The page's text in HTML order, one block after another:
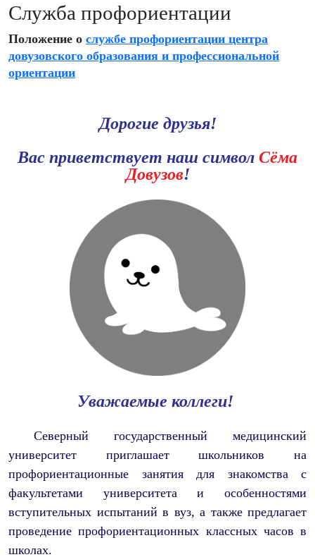
Служба профориентации
Положение о службе профориентации центра
довузовского образования и профессиональной
ориентации
Дорогие друзья!
Вас приветствует наш символ Сёма
Довузов!
Уважаемые коллеги!
Северный государственный медицинский
университет приглашает школьников на
профориентационные занятия для знакомства с
факультетами университета и особенностями
вступительных испытаний в вуз, а также предлагает
проведение профориентационных классных часов в
школах.